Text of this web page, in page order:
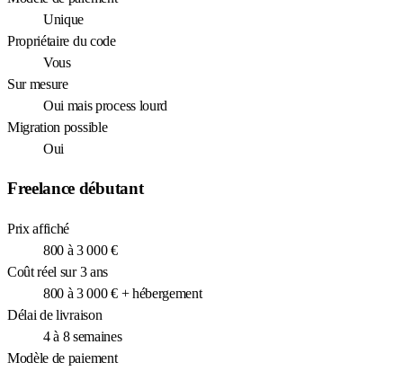
Unique
Propriétaire du code
Vous
Sur mesure
Oui mais process lourd
Migration possible
Oui
Freelance débutant
Prix affiché
800 à 3 000 €
Coût réel sur 3 ans
800 à 3 000 € + hébergement
Délai de livraison
4 à 8 semaines
Modèle de paiement